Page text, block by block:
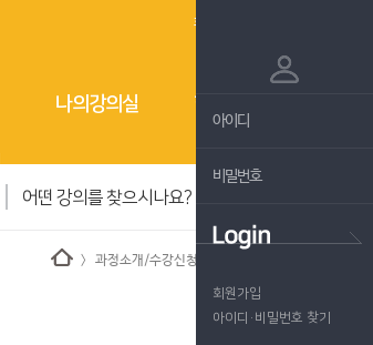
회원가입
나의강의실 학습지원센터
〉 과정소개/수강신청 〉 과정상세정보
회원가입
아이디·비밀번호 찾기